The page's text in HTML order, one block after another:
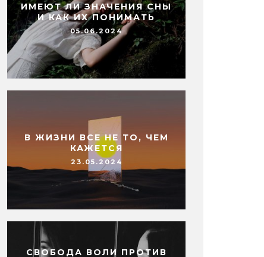
ИМЕЮТ ЛИ ЗНАЧЕНИЯ СНЫ
И КАК ИХ ПОНИМАТЬ
05.06.2024
В ЖИЗНИ ВСЕ НЕ ТО, ЧЕМ
КАЖЕТСЯ
23.05.2024
СВОБОДА ВОЛИ ПРОТИВ